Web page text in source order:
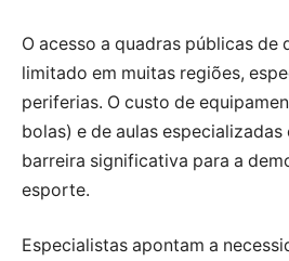
O acesso a quadras públicas de
limitado em muitas regiões,
periferias. O custo de
bolas) e de aulas
barreira significativa para a
esporte.
Especialistas apontam a